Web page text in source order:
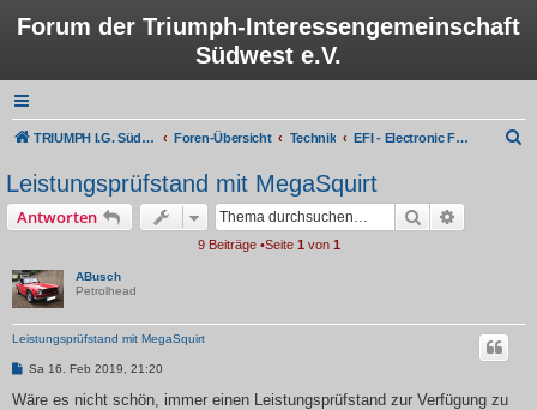
Forum der Triumph-Interessengemeinschaft
Südwest e.V.
TRIUMPH I.G. Südwest e.V. Foren-Übersicht Technik EFI - Electronic Fuel Injection
Leistungsprüfstand mit MegaSquirt
Antworten Suche
9 Beiträge •Seite 1 von 1
ABusch
Petrolhead
Leistungsprüfstand mit MegaSquirt
B
i
Sa 16. Feb 2019, 21:20
Wäre es nicht schön, immer einen Leistungsprüfstand zur Verfügung zu